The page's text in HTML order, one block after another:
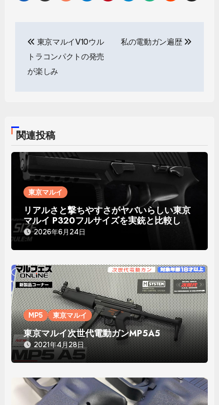
稿
ナ
ー
シ
ョ
ン
東京マルイV10ウル
トラコンパクトの発売
が楽しみ
私の電動ガン遍歴
関連投稿
東京マルイ
リアルさと撃ちやすさがヤバいらしい東京
マルイ P320フルサイズを実銃と比較して
分かった「買い」の理由
2026年6月24日
MP5 東京マルイ
東京マルイ次世代電動ガンMP5A5
2021年4月28日